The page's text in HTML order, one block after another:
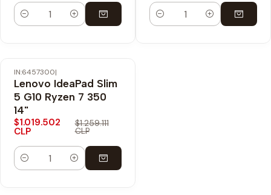
Cantidad Cantidad
-19% OFF
Envío Gratis
IN:6457300|
Lenovo IdeaPad Slim
5 G10 Ryzen 7 350
14"
$1.019.502
CLP
$1.259.111
CLP
Cantidad